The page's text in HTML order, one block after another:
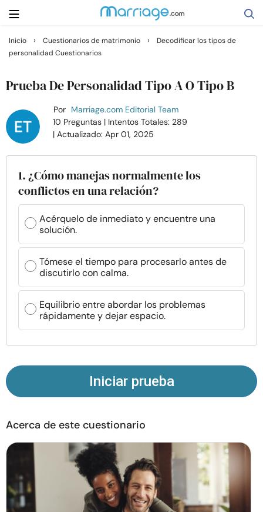
Buscar
Relaciones
Familia
Ayuda
Cursos
Recursos
Comunidad
Idioma
Sobre nosotros Contáctanos Escríbenos
© Copyright 2026. Todos los derechos reservados.
Inicio › Cuestionarios de matrimonio ›
Decodificar los tipos de
personalidad Cuestionarios
Prueba De Personalidad Tipo A O Tipo B
Por Marriage.com Editorial Team
10 Preguntas | Intentos Totales: 289
| Actualizado: Apr 01, 2025
1. ¿Cómo manejas normalmente los
conflictos en una relación?
Acérquelo de inmediato y encuentre una
solución.
Tómese el tiempo para procesarlo antes de
discutirlo con calma.
Equilibrio entre abordar los problemas
rápidamente y dejar espacio.
Iniciar prueba
Acerca de este cuestionario